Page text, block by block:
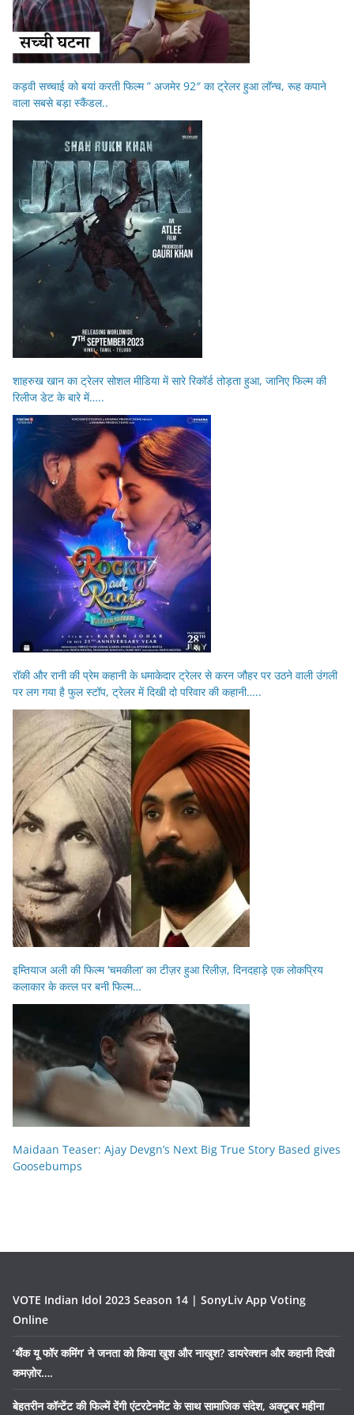
कड़वी सच्चाई को बयां करती फिल्म ” अजमेर 92″ का ट्रेलर हुआ लॉन्च, रूह कपाने
वाला सबसे बड़ा स्कैंडल..
शाहरुख खान का ट्रेलर सोशल मीडिया में सारे रिकॉर्ड तोड़ता हुआ, जानिए फिल्म की
रिलीज डेट के बारे में…..
रॉकी और रानी की प्रेम कहानी के धमाकेदार ट्रेलर से करन जौहर पर उठने वाली उंगली
पर लग गया है फुल स्टॉप, ट्रेलर में दिखी दो परिवार की कहानी…..
इम्तियाज अली की फिल्म ‘चमकीला’ का टीज़र हुआ रिलीज़, दिनदहाड़े एक लोकप्रिय
कलाकार के कत्ल पर बनी फिल्म…
Maidaan Teaser: Ajay Devgn’s Next Big True Story Based gives
Goosebumps
VOTE Indian Idol 2023 Season 14 | SonyLiv App Voting
Online
‘थैंक यू फॉर कमिंग’ ने जनता को किया खुश और नाखुश? डायरेक्शन और कहानी दिखी
कमज़ोर….
बेहतरीन कॉन्टेंट की फिल्में देंगी एंटरटेनमेंट के साथ सामाजिक संदेश, अक्टूबर महीना